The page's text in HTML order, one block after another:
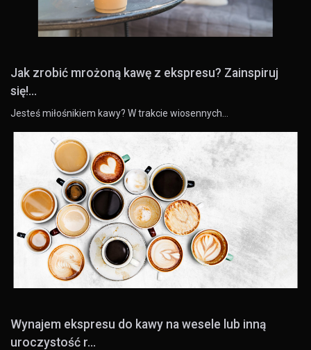
Jak zrobić mrożoną kawę z ekspresu? Zainspiruj
się!...
Jesteś miłośnikiem kawy? W trakcie wiosennych…
Wynajem ekspresu do kawy na wesele lub inną
uroczystość r...